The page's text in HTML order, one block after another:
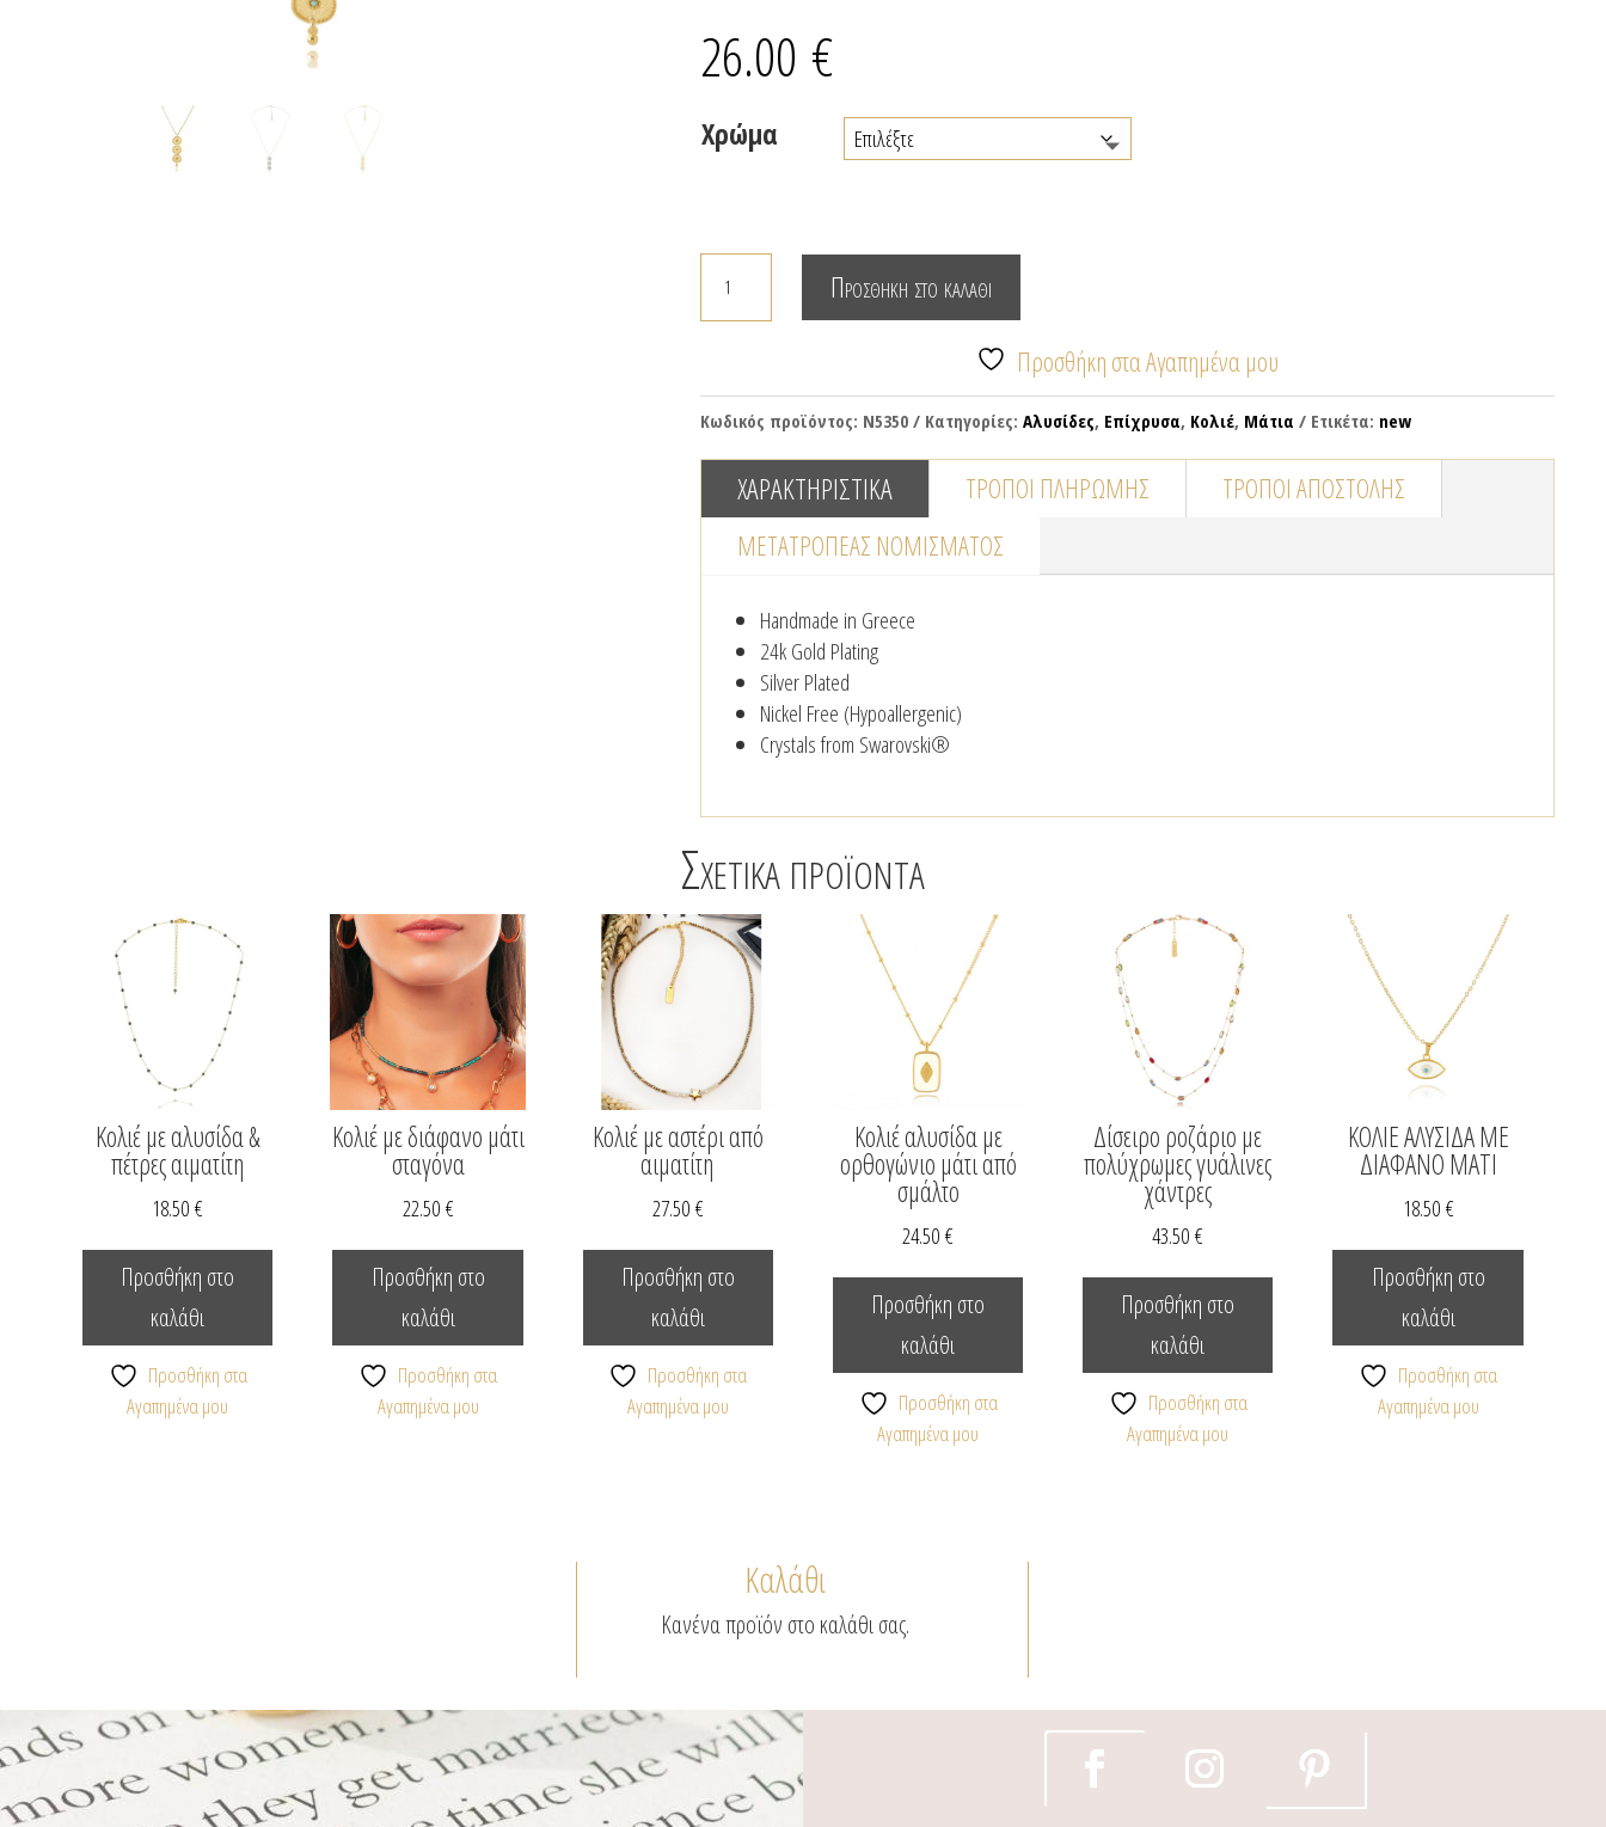
26.00 €
Χρώμα
Κολιέ
δίσκους
με
κρύσταλλα
ποσότητα
Προσθήκη στο καλάθι
Προσθήκη στα Αγαπημένα μου
Κωδικός προϊόντος: N5350 Κατηγορίες:Αλυσίδες, Επίχρυσα, Κολιέ, Μάτια Ετικέτα: new
ΧΑΡΑΚΤΗΡΙΣΤΙΚΆ ΤΡΌΠΟΙ ΠΛΗΡΩΜΉΣ
ΤΡΌΠΟΙ ΑΠΟΣΤΟΛΉΣ
ΜΕΤΑΤΡΟΠΈΑΣ NΟΜΊΣΜΑΤΟΣ
Handmade in Greece
24k Gold Plating
Silver Plated
Nickel Free (Hypoallergenic)
Crystals from Swarovski®
Σχετικά προϊόντα
Κολιέ με αλυσίδα &
πέτρες αιματίτη
18.50€
Προσθήκη στο
καλάθι
Προσθήκη στα
Αγαπημένα μου
Κολιέ με διάφανο μάτι
σταγόνα
22.50€
Προσθήκη στο
καλάθι
Προσθήκη στα
Αγαπημένα μου
Κολιέ με αστέρι από
αιματίτη
27.50€
Προσθήκη στο
καλάθι
Προσθήκη στα
Αγαπημένα μου
Κολιέ αλυσίδα με
ορθογώνιο μάτι από
σμάλτο
24.50€
Προσθήκη στο
καλάθι
Προσθήκη στα
Αγαπημένα μου
Δίσειρο ροζάριο με
πολύχρωμες γυάλινες
χάντρες
43.50€
Προσθήκη στο
καλάθι
Προσθήκη στα
Αγαπημένα μου
ΚΟΛΙΕ ΑΛΥΣΙΔΑ ΜΕ
ΔΙΑΦΑΝΟ ΜΑΤΙ
18.50€
Προσθήκη στο
καλάθι
Προσθήκη στα
Αγαπημένα μου
Καλάθι
Κανένα προϊόν στο καλάθι σας.